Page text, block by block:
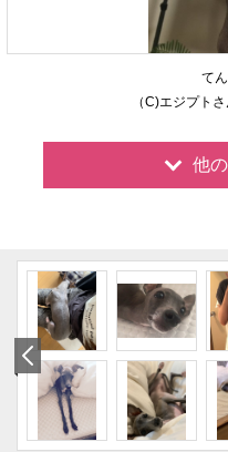
て
（C)エジプト
他